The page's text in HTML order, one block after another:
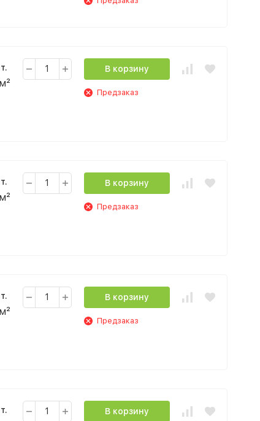
В корзину
Предзаказ
В корзину
Предзаказ
В корзину
Предзаказ
В корзину